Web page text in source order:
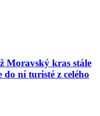
Moravský kras stále
ní turisté z celého